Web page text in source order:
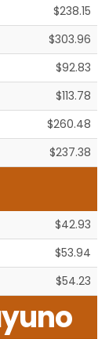
$238.15
$303.96
$92.83
$113.78
$260.48
$237.38
$42.93
$53.94
$54.23